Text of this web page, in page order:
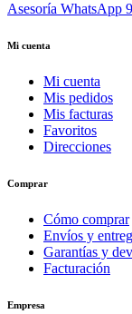
Asesoría WhatsApp
Mi cuenta
Mi cuenta
Mis pedidos
Mis facturas
Favoritos
Direcciones
Comprar
Cómo comprar
Envíos y
Garantías y
Facturación
Empresa